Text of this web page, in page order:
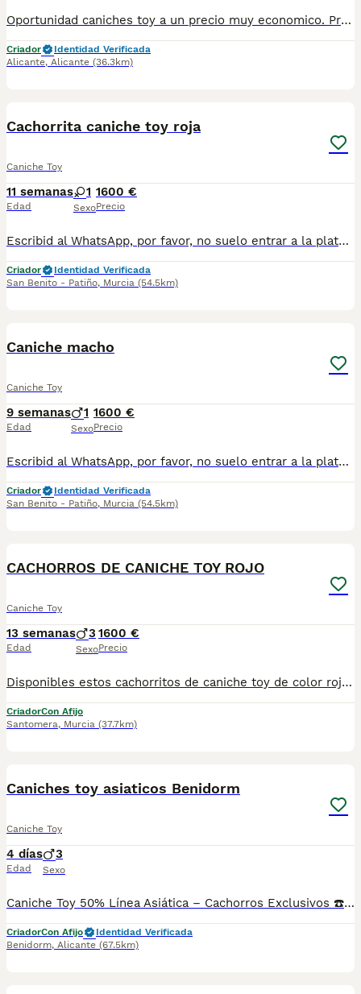
Oportunidad caniches toy a un precio muy economico. Preciosa camada familiar de caniche toy, precio real. Cachorritos nacidos y criados en familia con todos los cuidados y atenciones que esta maravillosa raza necesita. Autenticos muñequitos disponibles en distintos colores, rojo, apricot, negro y chocolate. El precio va en funcion del color. Entrega a domicilio a toda España. Llamame o escribeme 653037806, y te explico los detalles con mucho gusto, fotos reales de nuestros cachorritos. Seriedad. Visita la web micachorro.es y siguenos en tik tok e instagram para estar al dia de las novedades. ES451230000020
Criador
Identidad Verificada
Alicante, Alicante (36.3km)
Cachorrita caniche toy roja
Caniche Toy
11 semanas
Edad
1
Sexo
1600 €
Precio
Escribid al WhatsApp, por favor, no suelo entrar a la plataforma para leer los mensajes. 697696207. Preciosa cachorrita toy rojita, muy cariñosa y juguetona. Se entrega desparasitada, vacunada, con chip, cartilla sanitaria y contrato de garantia.
Criador
Identidad Verificada
San Benito - Patiño, Murcia (54.5km)
Caniche macho
Caniche Toy
9 semanas
Edad
1
Sexo
1600 €
Precio
Escribid al WhatsApp, por favor, no suelo entrar a la plataforma para leer los mensajes. 697696207. Precioso cachorrito caniche, se entrega vacunado, desparasitado, con chip, cartilla sanitaria y contrato de garantía.
Criador
Identidad Verificada
San Benito - Patiño, Murcia (54.5km)
CACHORROS DE CANICHE TOY ROJO
Caniche Toy
13 semanas
Edad
3
Sexo
1600 €
Precio
Disponibles estos cachorritos de caniche toy de color rojo, son una monada y están deseando irse a un hogar si quieres que sea el tuyo contacta con nosotros
CriadorCon Afijo
Santomera, Murcia (37.7km)
Caniches toy asiaticos Benidorm
Caniche Toy
4 días
Edad
3
Sexo
Caniche Toy 50% Línea Asiática – Cachorros Exclusivos ☎️604370339 Disponibles preciosos Caniches Toy 50% línea asiática, seleccionados por su excelente genética, belleza, carácter equilibrado y calidad. 🐶 Listos para entregar a finales de septiembre Somos Centro Canino Autorizado con Núcleo Zoológico, especializados en la cría responsable de razas pequeñas. Nuestros cachorros se entregan con: ✔ Microchip. ✔ Pasaporte y cartilla veterinaria. ✔ Vacunas y desparasitaciones correspondientes a su edad. ✔ Revisión veterinaria completa. ✔ Contrato de compraventa con todas las garantías. ✔ Factura. ✔ Asesoramiento personalizado antes y después de la entrega. Criamos en un entorno familiar, prestando especial atención a la socialización temprana para que cada cachorro llegue perfectamente preparado para integrarse en su nuevo hogar. 📞 Solicita fotos, vídeos e información sin compromiso. Atención personalizada con cita previa.
CriadorCon Afijo
Identidad Verificada
Benidorm, Alicante (67.5km)